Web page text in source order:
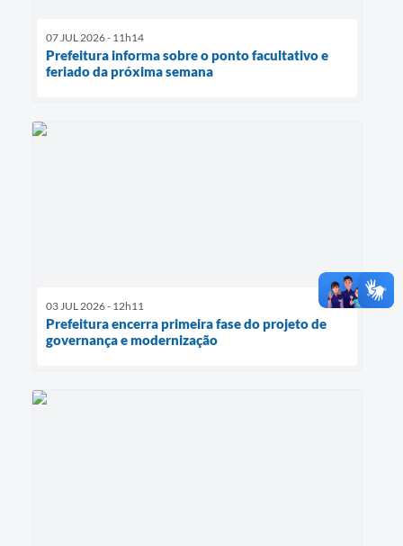
07 JUL 2026 - 11h14
Prefeitura informa sobre o ponto facultativo e
feriado da próxima semana
03 JUL 2026 - 12h11
Prefeitura encerra primeira fase do projeto de
governança e modernização